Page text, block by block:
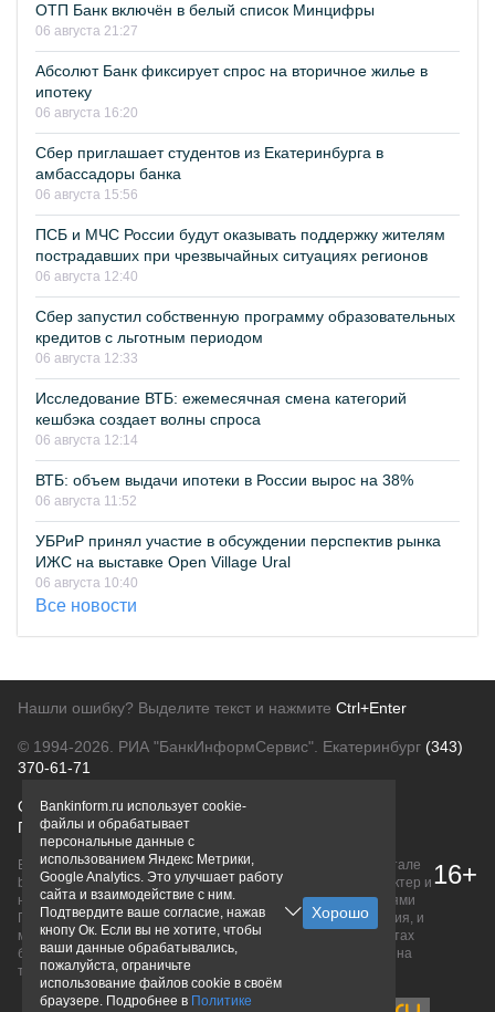
ОТП Банк включён в белый список Минцифры
06 августа 21:27
Абсолют Банк фиксирует спрос на вторичное жилье в
ипотеку
06 августа 16:20
Сбер приглашает студентов из Екатеринбурга в
амбассадоры банка
06 августа 15:56
ПСБ и МЧС России будут оказывать поддержку жителям
пострадавших при чрезвычайных ситуациях регионов
06 августа 12:40
Сбер запустил собственную программу образовательных
кредитов с льготным периодом
06 августа 12:33
Исследование ВТБ: ежемесячная смена категорий
кешбэка создает волны спроса
06 августа 12:14
ВТБ: объем выдачи ипотеки в России вырос на 38%
06 августа 11:52
УБРиР принял участие в обсуждении перспектив рынка
ИЖС на выставке Open Village Ural
06 августа 10:40
Все новости
Нашли ошибку? Выделите текст и нажмите Ctrl+Enter
© 1994-2026. РИА "БанкИнформСервис". Екатеринбург (343)
370-61-71
О проектеПолитика конфиденциальности
Правовая информацияДля рекламодателей
Вся информация о продуктах банков, размещенная на портале
bankinform.ru, носит исключительно ознакомительный характер и
не является публичной офертой, определяемой положениями
ГК РФ. Информация не содержит точного и полного описания, и
может быть изменена. Конечные условия уточняйте на сайтах
банков или при личном обращении. Исключительное право на
товарные знаки принадлежит их правообладателям.
16+
Bankinform.ru использует cookie-
файлы и обрабатывает
персональные данные с
использованием Яндекс Метрики,
Google Analytics. Это улучшает работу
сайта и взаимодействие с ним.
Подтвердите ваше согласие, нажав
кнопу Ок. Если вы не хотите, чтобы
ваши данные обрабатывались,
пожалуйста, ограничьте
использование файлов cookie в своём
браузере. Подробнее в Политике